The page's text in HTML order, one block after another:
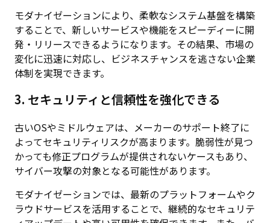
モダナイゼーションにより、柔軟なシステム基盤を構築
することで、新しいサービスや機能をスピーディーに開
発・リリースできるようになります。その結果、市場の
変化に迅速に対応し、ビジネスチャンスを逃さない企業
体制を実現できます。
3. セキュリティと信頼性を強化できる
古いOSやミドルウェアは、メーカーのサポート終了に
よってセキュリティリスクが高まります。脆弱性が見つ
かっても修正プログラムが提供されないケースもあり、
サイバー攻撃の対象となる可能性があります。
モダナイゼーションでは、最新のプラットフォームやク
ラウドサービスを活用することで、継続的なセキュリテ